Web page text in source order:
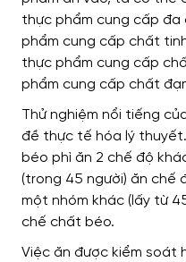
thực phẩm cung cấp
phẩm cung cấp chất
thực phẩm cung cấp
phẩm cung cấp chất
Thử nghiệm nổi tiếng
đề thực tế hóa lý
béo phì ăn 2 chế độ
(trong 45 người) ăn chế
một nhóm khác (lấy từ
chế chất béo.
Việc ăn được kiểm soát